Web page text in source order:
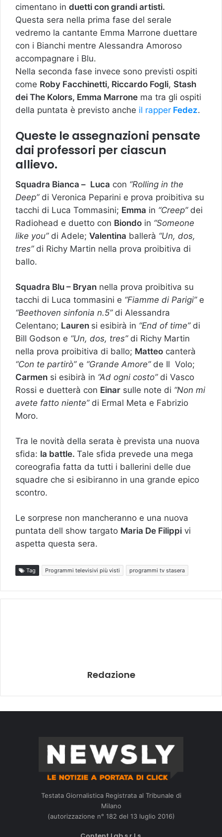
cimentano in duetti con grandi artisti.
Questa sera nella prima fase del serale
vedremo la cantante Emma Marrone duettare
con i Bianchi mentre Alessandra Amoroso
accompagnare i Blu.
Nella seconda fase invece sono previsti ospiti
come Roby Facchinetti, Riccardo Fogli, Stash
dei The Kolors, Emma Marrone ma tra gli ospiti
della puntata è previsto anche il rapper Fedez.
Queste le assegnazioni pensate
dai professori per ciascun
allievo.
Squadra Bianca – Luca con “Rolling in the
Deep”di Veronica Peparini e prova proibitiva su
tacchi di Luca Tommasini; Emma in “Creep”dei
Radiohead e duetto con Biondo in “Someone
like you”di Adele; Valentina ballerà “Un, dos,
tres”di Richy Martin nella prova proibitiva di
ballo.
Squadra Blu – Bryan nella prova proibitiva su
tacchi di Luca tommasini e “Fiamme di Parigi”e
“Beethoven sinfonia n.5”di Alessandra
Celentano; Lauren si esibirà in “End of time”di
Bill Godson e “Un, dos, tres”di Richy Martin
nella prova proibitiva di ballo; Matteo canterà
“Con te partirò”e “Grande Amore”de Il Volo;
Carmen si esibirà in “Ad ogni costo”di Vasco
Rossi e duetterà con Einar sulle note di “Non mi
avete fatto niente”di Ermal Meta e Fabrizio
Moro.
Tra le novità della serata è prevista una nuova
sfida: la battle. Tale sfida prevede una mega
coreografia fatta da tutti i ballerini delle due
squadre che si esibiranno in una grande epico
scontro.
Le sorprese non mancheranno e una nuova
puntata dell show targato Maria De Filippi vi
aspetta questa sera.
Tag Programmi televisivi più visti programmi tv stasera
Redazione
Testata Giornalistica Registrata al Tribunale di
Milano
(autorizzazione n° 182 del 13 luglio 2016)